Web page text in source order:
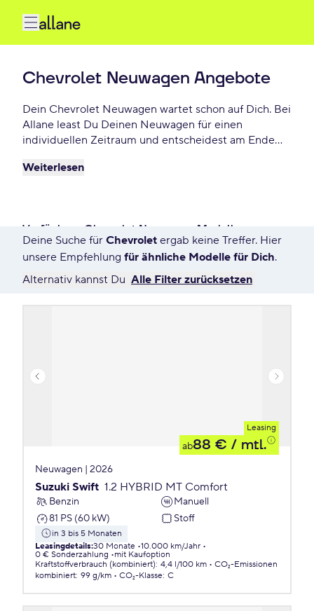
Chevrolet Neuwagen Angebote
Dein Chevrolet Neuwagen wartet schon auf Dich. Bei
Allane least Du Deinen Neuwagen für einen
individuellen Zeitraum und entscheidest am Ende
möchtest oder zurückgeben willst. Finde das
Weiterlesen
Verfügbare Chevrolet Neuwagen Modelle
7568 Angebote für Deine Suche
Deine Suche für Chevrolet ergab keine Treffer. Hier
unsere Empfehlung für ähnliche Modelle für Dich.
Alternativ kannst Du Alle Filter zurücksetzen
Leasing
ab88 € / mtl.
Neuwagen | 2026
Suzuki Swift 1.2 HYBRID MT Comfort
Benzin
Manuell
81 PS (60 kW)
Stoff
in 3 bis 5 Monaten
Leasingdetails:30 Monate 10.000 km/Jahr
0 € Sonderzahlung
mit Kaufoption
Kraftstoffverbrauch (kombiniert): 4,4 l/100 km
CO₂-Emissionen
kombiniert: 99 g/km CO₂-Klasse: C